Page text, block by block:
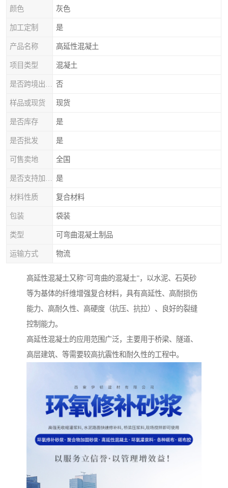
颜色 灰色
加工定制 是
产品名称 高延性混凝土
项目类型 混凝土
否
样品或现货 现货
是否库存 是
是否批发 是
可售卖地 全国
是
材料性质 复合材料
包装 袋装
类型 可弯曲混凝土制品
运输方式 物流
高延性混凝土又称“可弯曲的混凝土”，以水泥、石英砂
等为基体的纤维增强复合材料，具有高延性、高耐损伤
能力、高耐久性、高硬度（抗压、抗拉）、良好的裂缝
控制能力。
高延性混凝土的应用范围广泛，主要用于桥梁、隧道、
高层建筑、等需要较高抗震性和耐久性的工程中。